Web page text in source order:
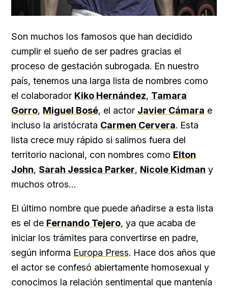
Son muchos los famosos que han decidido
cumplir el sueño de ser padres gracias el
proceso de gestación subrogada. En nuestro
país, tenemos una larga lista de nombres como
el colaborador Kiko Hernández, Tamara
Gorro, Miguel Bosé, el actor Javier Cámara e
incluso la aristócrata Carmen Cervera. Esta
lista crece muy rápido si salimos fuera del
territorio nacional, con nombres como Elton
John, Sarah Jessica Parker, Nicole Kidman y
muchos otros…
El último nombre que puede añadirse a esta lista
es el de Fernando Tejero, ya que acaba de
iniciar los trámites para convertirse en padre,
según informa Europa Press. Hace dos años que
el actor se confesó abiertamente homosexual y
conocimos la relación sentimental que mantenía